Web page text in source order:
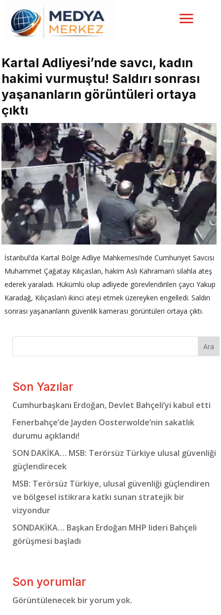
Kartal Adliyesi’nde savcı, kadın
hakimi vurmuştu! Saldırı sonrası
yaşananların görüntüleri ortaya
çıktı
İstanbul’da Kartal Bölge Adliye Mahkemesi’nde Cumhuriyet Savcısı
Muhammet Çağatay Kılıçaslan, hakim Aslı Kahraman’ı silahla ateş
ederek yaraladı. Hükümlü olup adliyede görevlendirilen çaycı Yakup
Karadağ, Kılıçaslan’ı ikinci ateşi etmek üzereyken engelledi. Saldırı
sonrası yaşananların güvenlik kamerası görüntüleri ortaya çıktı.
Ara
Son Yazılar
Cumhurbaşkanı Erdoğan, Devlet Bahçeli’yi kabul etti
Fenerbahçe’de Jayden Oosterwolde’nin sakatlık
durumu açıklandı!
SON DAKİKA… MSB: Terörsüz Türkiye ulusal güvenliği
güçlendirecek
MSB: Terörsüz Türkiye, ulusal güvenliği güçlendiren
ve bölgesel istikrara katkı sunan stratejik bir
vizyondur
SONDAKİKA… Başkan Erdoğan MHP lideri Bahçeli
görüşmesi başladı
Son yorumlar
Görüntülenecek bir yorum yok.